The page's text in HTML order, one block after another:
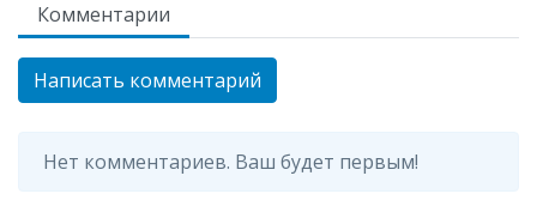
Комментарии
Написать комментарий
Нет комментариев. Ваш будет первым!